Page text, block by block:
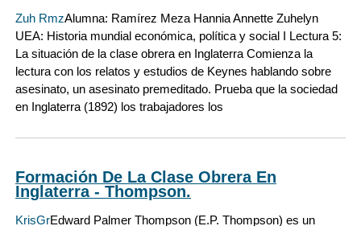
Zuh RmzAlumna: Ramírez Meza Hannia Annette Zuhelyn
UEA: Historia mundial económica, política y social I Lectura 5:
La situación de la clase obrera en Inglaterra Comienza la
lectura con los relatos y estudios de Keynes hablando sobre
asesinato, un asesinato premeditado. Prueba que la sociedad
en Inglaterra (1892) los trabajadores los
Formación De La Clase Obrera En
Inglaterra - Thompson.
KrisGrEdward Palmer Thompson (E.P. Thompson) es un